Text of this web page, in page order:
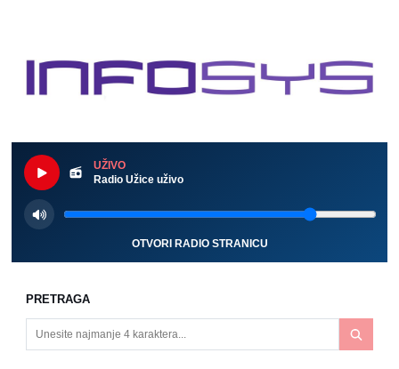
UŽIVO
Radio Užice uživo
OTVORI RADIO STRANICU
PRETRAGA